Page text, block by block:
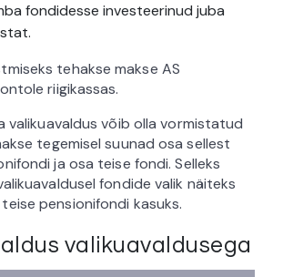
fondidesse investeerinud juba
tehakse makse AS
riigikassas.
valikuavaldus võib olla vormistatud
tegemisel suunad osa sellest
ja osa teise fondi. Selleks
fondide valik näiteks
pensionifondi kasuks.
valikuavaldusega